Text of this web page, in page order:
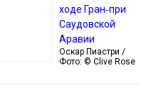
ходе Гран‑при
Саудовской
Аравии
Оскар Пиастри /
Фото: © Clive Rose